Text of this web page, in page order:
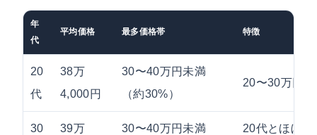
年
代
平均価格 最多価格帯 特徴
20
代
38万
4,000円
30〜40万円未満
（約30%）
20〜30万円
30
39万
30〜40万円未満
20代とほぼ